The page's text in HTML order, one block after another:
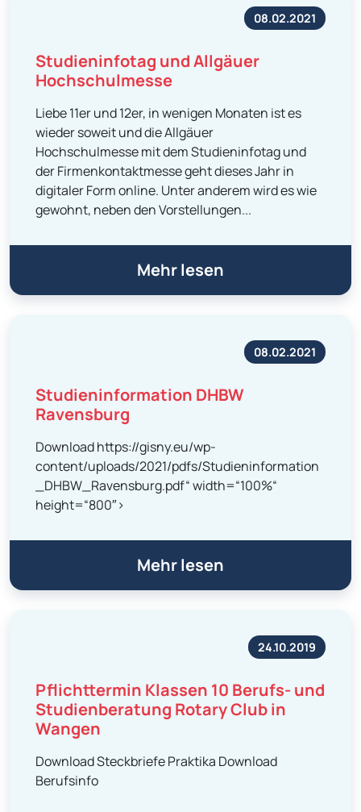
08.02.2021
Studieninfotag und Allgäuer
Hochschulmesse
Liebe 11er und 12er, in wenigen Monaten ist es
wieder soweit und die Allgäuer
Hochschulmesse mit dem Studieninfotag und
der Firmenkontaktmesse geht dieses Jahr in
digitaler Form online. Unter anderem wird es wie
gewohnt, neben den Vorstellungen...
Mehr lesen
08.02.2021
Studieninformation DHBW
Ravensburg
Download https://gisny.eu/wp-
content/uploads/2021/pdfs/Studieninformation
_DHBW_Ravensburg.pdf“ width=“100%“
height=“800″>
Mehr lesen
24.10.2019
Pflichttermin Klassen 10 Berufs- und
Studienberatung Rotary Club in
Wangen
Download Steckbriefe Praktika Download
Berufsinfo